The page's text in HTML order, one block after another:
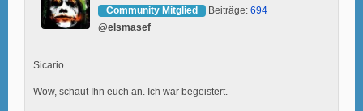
Community Mitglied
Beiträge: 694
@elsmasef
Sicario
Wow, schaut Ihn euch an. Ich war begeistert.